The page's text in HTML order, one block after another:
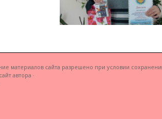
материалов сайта разрешено при условии
автора ·